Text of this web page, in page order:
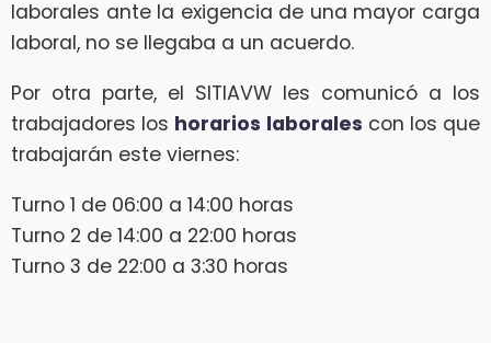
laborales ante la exigencia de una mayor carga
laboral, no se llegaba a un acuerdo.
Por otra parte, el SITIAVW les comunicó a los
trabajadores los horarios laborales con los que
trabajarán este viernes:
Turno 1 de 06:00 a 14:00 horas
Turno 2 de 14:00 a 22:00 horas
Turno 3 de 22:00 a 3:30 horas